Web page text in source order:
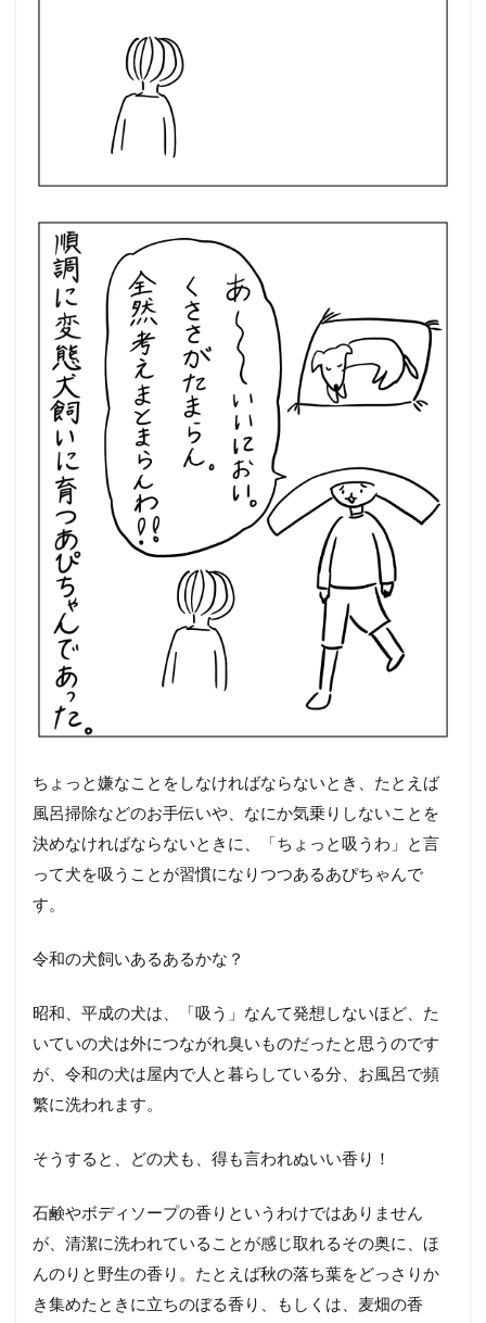
ちょっと嫌なことをしなければならないとき、たとえば
風呂掃除などのお手伝いや、なにか気乗りしないことを
決めなければならないときに、「ちょっと吸うわ」と言
って犬を吸うことが習慣になりつつあるあぴちゃんで
す。
令和の犬飼いあるあるかな？
昭和、平成の犬は、「吸う」なんて発想しないほど、た
いていの犬は外につながれ臭いものだったと思うのです
が、令和の犬は屋内で人と暮らしている分、お風呂で頻
繁に洗われます。
そうすると、どの犬も、得も言われぬいい香り！
石鹸やボディソープの香りというわけではありません
が、清潔に洗われていることが感じ取れるその奥に、ほ
んのりと野生の香り。たとえば秋の落ち葉をどっさりか
き集めたときに立ちのぼる香り、もしくは、麦畑の香